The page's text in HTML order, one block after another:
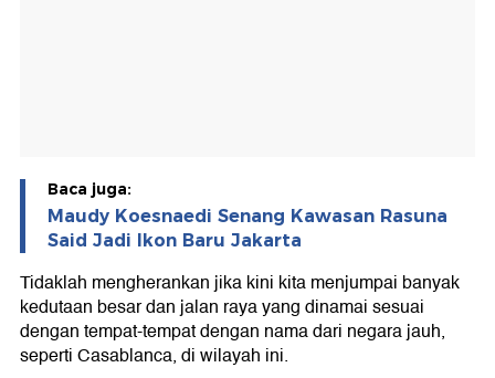
Baca juga:
Maudy Koesnaedi Senang Kawasan Rasuna
Said Jadi Ikon Baru Jakarta
Tidaklah mengherankan jika kini kita menjumpai banyak
kedutaan besar dan jalan raya yang dinamai sesuai
dengan tempat-tempat dengan nama dari negara jauh,
seperti Casablanca, di wilayah ini.